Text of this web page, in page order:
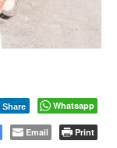
Share Whatsapp
Email Print